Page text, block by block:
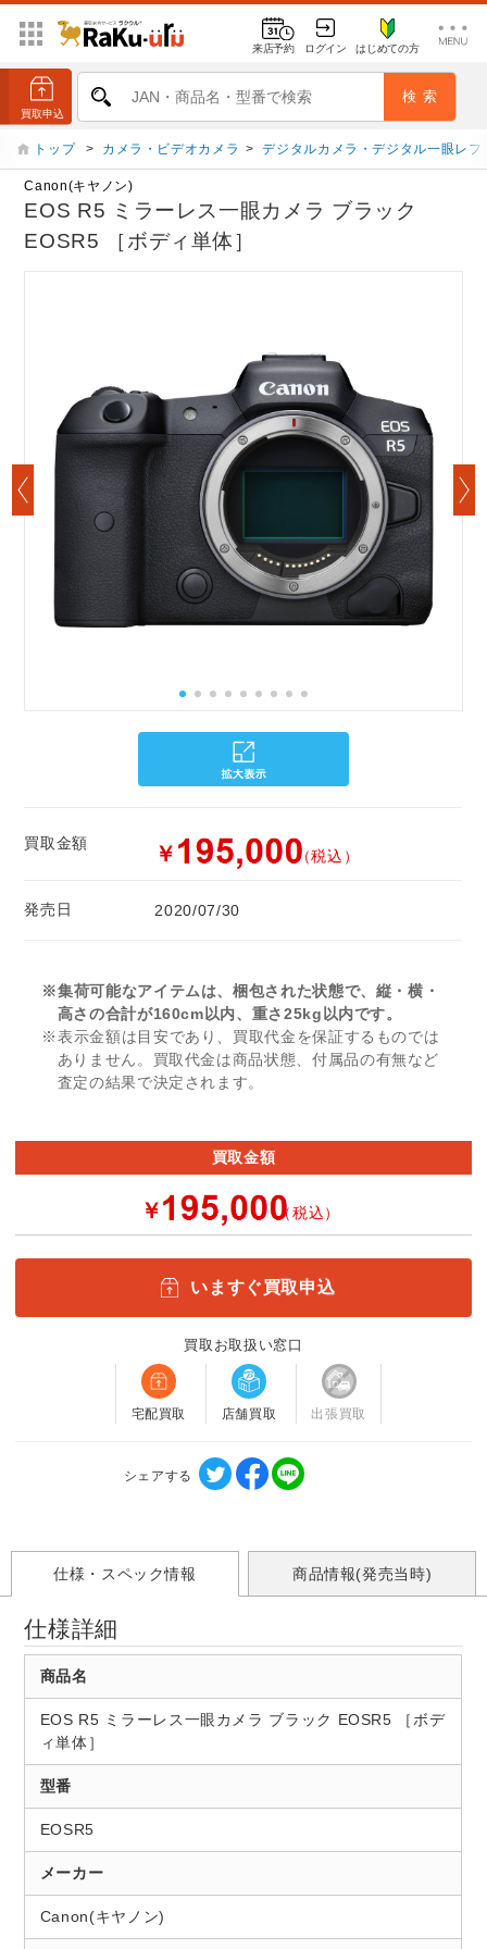
来店予約 ログイン はじめての方
トップ > カメラ・ビデオカメラ > デジタルカメラ・デジタル一眼レフ
Canon(キヤノン)
EOS R5 ミラーレス一眼カメラ ブラック
EOSR5 ［ボディ単体］
買取金額 ￥ （税込）
発売日 2020/07/30
※集荷可能なアイテムは、梱包された状態で、縦・横・
高さの合計が160cm以内、重さ25kg以内です。
※表示金額は目安であり、買取代金を保証するものでは
ありません。買取代金は商品状態、付属品の有無など
査定の結果で決定されます。
買取金額
￥ （税込）
いますぐ買取申込
買取お取扱い窓口
宅配買取 店舗買取 出張買取
シェアする
仕様・スペック情報 商品情報(発売当時)
仕様詳細
商品名
EOS R5 ミラーレス一眼カメラ ブラック EOSR5 ［ボデ
ィ単体］
型番
EOSR5
メーカー
Canon(キヤノン)